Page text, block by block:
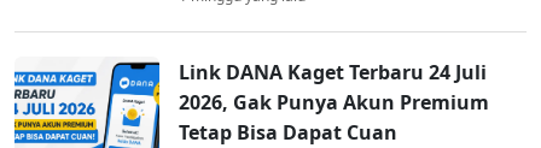
Link DANA Kaget Terbaru 24 Juli
2026, Gak Punya Akun Premium
Tetap Bisa Dapat Cuan